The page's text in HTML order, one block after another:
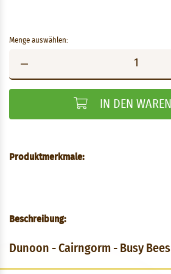
Menge auswählen:
IN DEN
Produktmerkmale:
Beschreibung:
Dunoon - Cairngorm - Busy